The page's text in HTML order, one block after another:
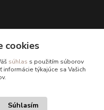
cookies
súhlas s použitím súborov
týkajúce sa Vašich
Súhlasím